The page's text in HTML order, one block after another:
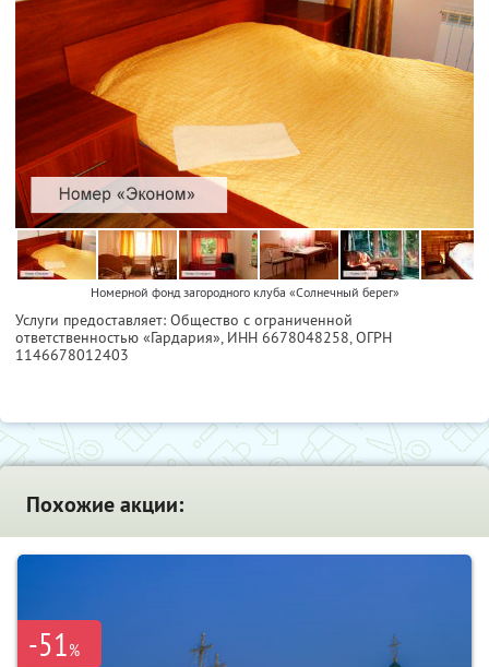
Номерной фонд загородного клуба «Солнечный берег»
Услуги предоставляет: Общество с ограниченной
ответственностью «Гардария», ИНН 6678048258, ОГРН
1146678012403
Похожие акции:
-51%